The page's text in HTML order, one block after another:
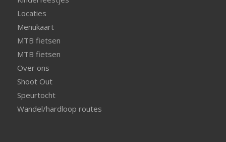
Locaties
Menukaart
MTB fietsen
MTB fietsen
Over ons
Shoot Out
Speurtocht
Wandel/hardloop routes